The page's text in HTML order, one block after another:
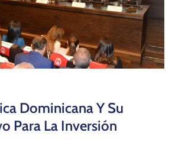
Dominicana Y Su
Para La Inversión